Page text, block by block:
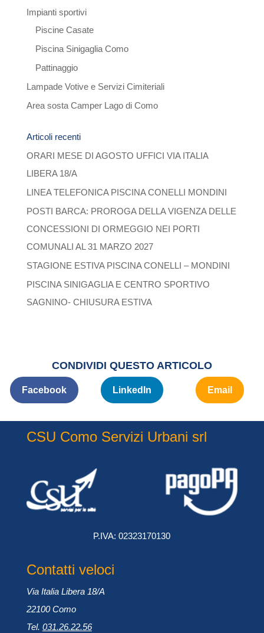
Impianti sportivi
Piscine Casate
Piscina Sinigaglia Como
Pattinaggio
Lampade Votive e Servizi Cimiteriali
Area sosta Camper Lago di Como
Articoli recenti
ORARI MESE DI AGOSTO UFFICI VIA ITALIA
LIBERA 18/A
LINEA TELEFONICA PISCINA CONELLI MONDINI
POSTI BARCA: PROROGA DELLA VIGENZA DELLE
CONCESSIONI DI ORMEGGIO NEI PORTI
COMUNALI AL 31 MARZO 2027
STAGIONE ESTIVA PISCINA CONELLI – MONDINI
PISCINA SINIGAGLIA E CENTRO SPORTIVO
SAGNINO- CHIUSURA ESTIVA
CONDIVIDI QUESTO ARTICOLO
Facebook LinkedIn Email
CSU Como Servizi Urbani srl
P.IVA: 02323170130
Contatti veloci
Via Italia Libera 18/A
22100 Como
Tel. 031.26.22.56